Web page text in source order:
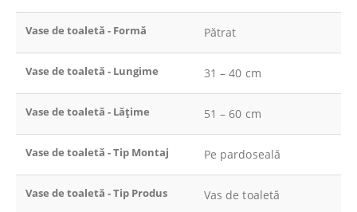
Vase de toaletă - Formă Pătrat
Vase de toaletă - Lungime 31 – 40 cm
Vase de toaletă - Lățime 51 – 60 cm
Vase de toaletă - Tip Montaj Pe pardoseală
Vase de toaletă - Tip Produs Vas de toaletă